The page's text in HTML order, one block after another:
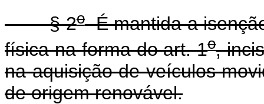
§ 2oÉ mantida a
física na forma do art. 1o,
na aquisição de veículos
de origem renovável.